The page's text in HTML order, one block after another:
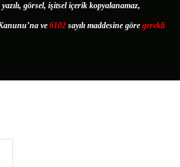
görsel, işitsel içerik kopyalanamaz,
ve 6102 sayılı maddesine göre gerekli